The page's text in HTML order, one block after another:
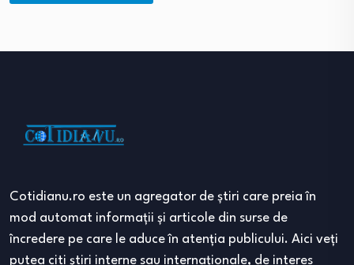
Cotidianu.ro este un agregator de ştiri care preia în
mod automat informaţii şi articole din surse de
încredere pe care le aduce în atenţia publicului. Aici veţi
putea citi ştiri interne sau internaţionale, de interes